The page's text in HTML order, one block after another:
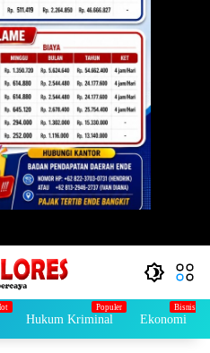
Hukum Kriminal Ekonomi